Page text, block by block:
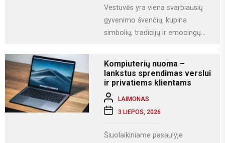
Vestuvės yra viena svarbiausių
gyvenimo švenčių, kupina
simbolių, tradicijų ir emocingų
vestuvių...
Kompiuterių nuoma –
lankstus sprendimas verslui
ir privatiems klientams
LAIMONAS
3 LIEPOS, 2026
Šiuolaikiniame pasaulyje